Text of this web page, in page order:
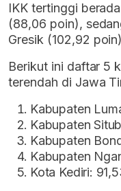
IKK tertinggi
(88,06 poin),
Gresik (102,92
Berikut ini daftar 5
terendah di Jawa
Kabupaten
Kabupaten
Kabupaten
Kabupaten
Kota Kediri: